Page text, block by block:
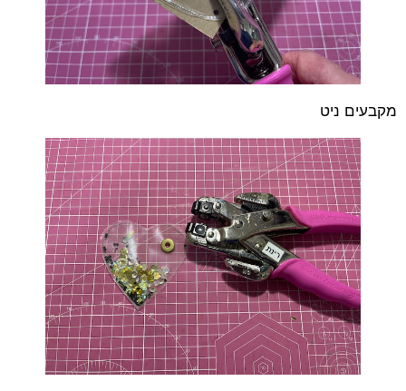
מקבעים ניט